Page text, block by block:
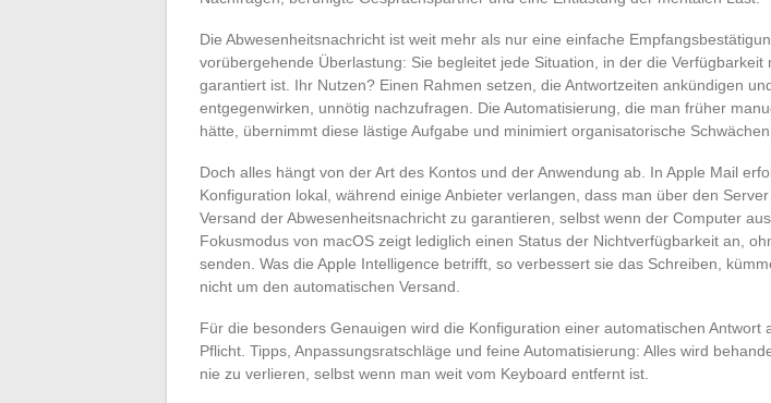
Die Abwesenheitsnachricht ist weit mehr als nur eine einfache
vorübergehende Überlastung: Sie begleitet jede Situation, in der die Verfügbarkeit
garantiert ist. Ihr Nutzen? Einen Rahmen setzen, die Antwortzeiten ankündigen
entgegenwirken, unnötig nachzufragen. Die Automatisierung, die man früher
hätte, übernimmt diese lästige Aufgabe und minimiert organisatorische Schwächen.
Doch alles hängt von der Art des Kontos und der Anwendung ab. In Apple Mail
Konfiguration lokal, während einige Anbieter verlangen, dass man über den
Versand der Abwesenheitsnachricht zu garantieren, selbst wenn der Computer
Fokusmodus von macOS zeigt lediglich einen Status der Nichtverfügbarkeit an,
senden. Was die Apple Intelligence betrifft, so verbessert sie das Schreiben,
nicht um den automatischen Versand.
Für die besonders Genauigen wird die Konfiguration einer automatischen Antwort
Pflicht. Tipps, Anpassungsratschläge und feine Automatisierung: Alles wird
nie zu verlieren, selbst wenn man weit vom Keyboard entfernt ist.